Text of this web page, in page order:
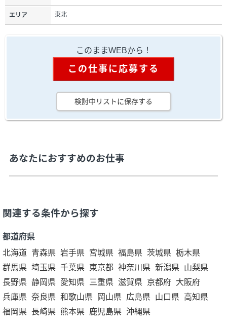
エリア 東北
このままWEBから！
この仕事に応募する
検討中リストに保存する
あなたにおすすめのお仕事
関連する条件から探す
都道府県
北海道 青森県 岩手県 宮城県 福島県 茨城県 栃木県
群馬県 埼玉県 千葉県 東京都 神奈川県 新潟県 山梨県
長野県 静岡県 愛知県 三重県 滋賀県 京都府 大阪府
兵庫県 奈良県 和歌山県 岡山県 広島県 山口県 高知県
福岡県 長崎県 熊本県 鹿児島県 沖縄県